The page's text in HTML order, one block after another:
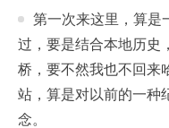
第一次来这里，算是
过，要是结合本地历史
桥，要不然我也不回来
站，算是对以前的一种
念。